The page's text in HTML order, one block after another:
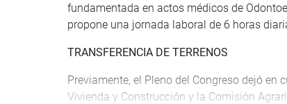
fundamentada en actos médicos de
propone una jornada laboral de 6 horas
TRANSFERENCIA DE TERRENOS
Previamente, el Pleno del Congreso dejó
Vivienda y Construcción y la Comisión